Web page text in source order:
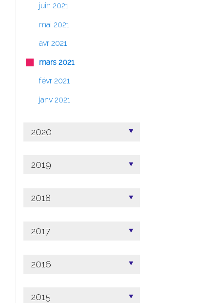
juin 2021
mai 2021
avr 2021
mars 2021
févr 2021
janv 2021
2020
2019
2018
2017
2016
2015